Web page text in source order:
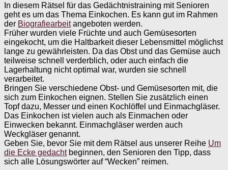
In diesem Rätsel für das Gedächtnistraining mit Senioren
geht es um das Thema Einkochen. Es kann gut im Rahmen
der Biografiearbeitangeboten werden.
Früher wurden viele Früchte und auch Gemüsesorten
eingekocht, um die Haltbarkeit dieser Lebensmittel möglichst
lange zu gewährleisten. Da das Obst und das Gemüse auch
teilweise schnell verderblich, oder auch einfach die
Lagerhaltung nicht optimal war, wurden sie schnell
verarbeitet.
Bringen Sie verschiedene Obst- und Gemüsesorten mit, die
sich zum Einkochen eignen. Stellen Sie zusätzlich einen
Topf dazu, Messer und einen Kochlöffel und Einmachgläser.
Das Einkochen ist vielen auch als Einmachen oder
Einwecken bekannt. Einmachgläser werden auch
Weckgläser genannt.
Geben Sie, bevor Sie mit dem Rätsel aus unserer Reihe Um
die Ecke gedachtbeginnen, den Senioren den Tipp, dass
sich alle Lösungswörter auf “Wecken” reimen.